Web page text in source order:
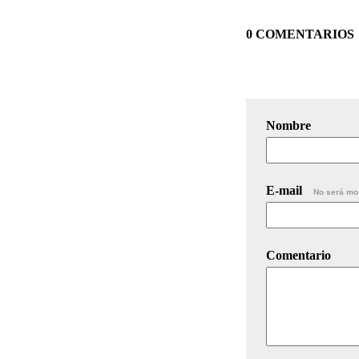
0 COMENTARIOS
Nombre
E-mail No será
Comentario